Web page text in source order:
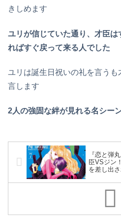
きしめます
ユリが信じていた通り、才臣は
ればすぐ戻って来る人でした
ユリは誕生日祝いの礼を言う
言します
2人の強固な絆が見れる名シー
『恋と弾
臣VSジン
を差し出